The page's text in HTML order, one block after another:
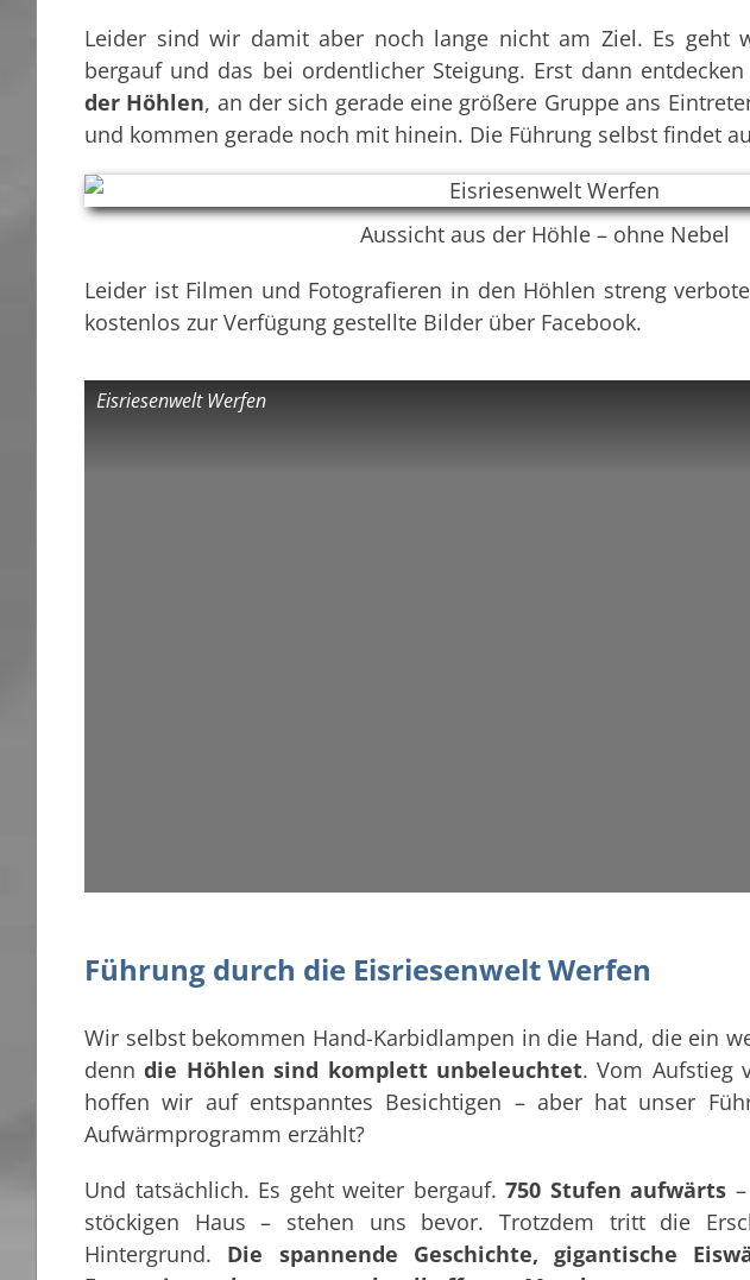
Leider sind wir damit aber noch lange nicht am Ziel. Es geht
bergauf und das bei ordentlicher Steigung. Erst dann
der Höhlen, an der sich gerade eine größere Gruppe ans
und kommen gerade noch mit hinein. Die Führung selbst findet
Aussicht aus der Höhle – ohne Nebel
Leider ist Filmen und Fotografieren in den Höhlen streng
kostenlos zur Verfügung gestellte Bilder über Facebook.
Eisriesenwelt Werfen
Führung durch die Eisriesenwelt Werfen
Wir selbst bekommen Hand-Karbidlampen in die Hand, die ein
denndie Höhlen sind komplett unbeleuchtet. Vom Aufstieg
hoffen wir auf entspanntes Besichtigen – aber hat unser
Aufwärmprogramm erzählt?
Und tatsächlich. Es geht weiter bergauf.750 Stufen aufwärts
stöckigen Haus – stehen uns bevor. Trotzdem tritt die
Hintergrund. Die spannende Geschichte, gigantische